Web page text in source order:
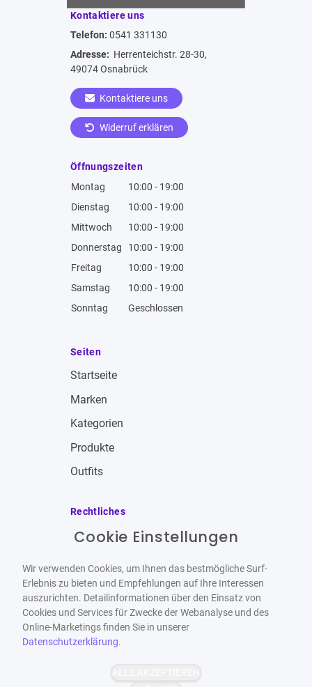
Kontaktiere uns
Telefon: 0541 331130
Adresse: Herrenteichstr. 28-30,
49074 Osnabrück
Kontaktiere uns
Widerruf erklären
Öffnungszeiten
Montag
10:00 - 19:00
Dienstag
10:00 - 19:00
Mittwoch
10:00 - 19:00
Donnerstag
10:00 - 19:00
Freitag
10:00 - 19:00
Samstag
10:00 - 19:00
Sonntag
Geschlossen
Seiten
Startseite
Marken
Kategorien
Produkte
Outfits
Rechtliches
Impressum
Datenschutzbestimmungen
Widerrufsbelehrung
Cookie Einstellungen
Wir verwenden Cookies, um Ihnen das bestmögliche Surf-
Erlebnis zu bieten und Empfehlungen auf Ihre Interessen
auszurichten. Detailinformationen über den Einsatz von
Cookies und Services für Zwecke der Webanalyse und des
Online-Marketings finden Sie in unserer
Datenschutzerklärung.
ALLE AKZEPTIEREN